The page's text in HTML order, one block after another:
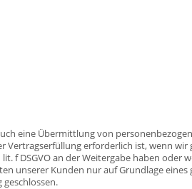
eine Übermittlung von
Vertragserfüllung erforderlich ist, wenn wir
f DSGVO an der Weitergabe haben oder
unserer Kunden nur auf Grundlage